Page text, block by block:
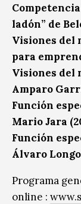
ladón” de
Visiones del
para
Visiones del
Amparo
Función
Mario Jara
Función
Álvaro
Programa
online :